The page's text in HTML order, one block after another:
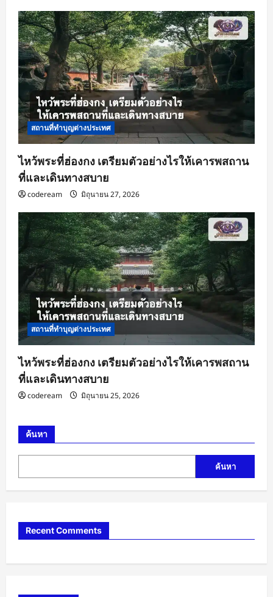
สถานที่ทำบุญต่างประเทศ
ไหว้พระที่ฮ่องกง เตรียมตัวอย่างไรให้เคารพสถาน
ที่และเดินทางสบาย
codeream มิถุนายน 27, 2026
สถานที่ทำบุญต่างประเทศ
ไหว้พระที่ฮ่องกง เตรียมตัวอย่างไรให้เคารพสถาน
ที่และเดินทางสบาย
codeream มิถุนายน 25, 2026
ค้นหา
ค้นหา
Recent Comments